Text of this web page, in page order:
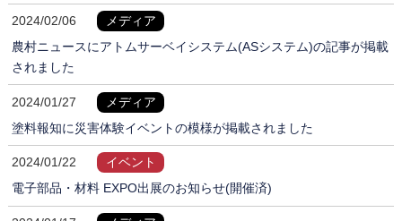
2024/02/06
メディア
農村ニュースにアトムサーベイシステム(ASシステム)の記事が掲載
されました
2024/01/27
メディア
塗料報知に災害体験イベントの模様が掲載されました
2024/01/22
イベント
電子部品・材料 EXPO出展のお知らせ(開催済)